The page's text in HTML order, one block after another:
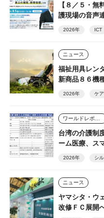
【８／５・
護現場の音声
2026年 ICT
ニュース
福祉用具レン
新商品８６機
2026年 ケ
台湾の介護制
ーム医療、ス
2026年 シ
ニュース
ヤマシタ・ウ
改修ＦＣ展開